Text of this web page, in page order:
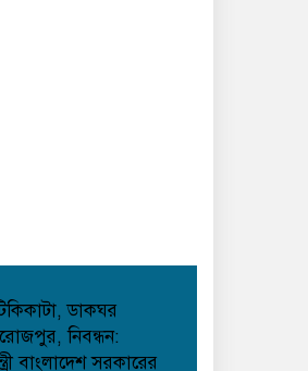
ডাকঘর
নিবন্ধন:
বাংলাদেশ সরকারের